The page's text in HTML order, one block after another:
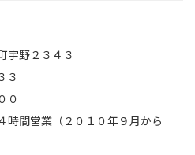
宇野２３４３
３
０
間営業（２０１０年９月から